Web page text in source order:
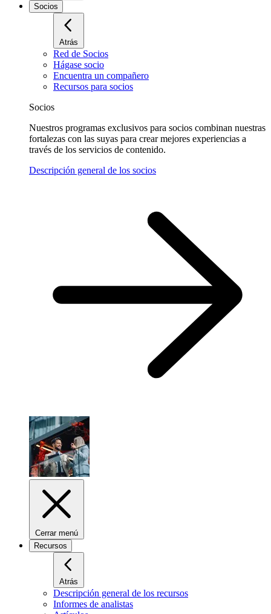
Socios
Atrás
Red de Socios
Hágase socio
Encuentra un compañero
Recursos para socios
Socios
Nuestros programas exclusivos para socios combinan nuestras
fortalezas con las suyas para crear mejores experiencias a
través de los servicios de contenido.
Descripción general de los socios
Cerrar menú
Recursos
Atrás
Descripción general de los recursos
Informes de analistas